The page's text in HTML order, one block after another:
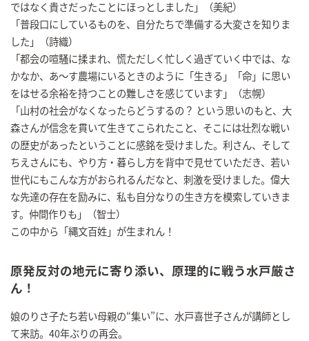
ではなく貴さだったことにほっとしました」（美紀）
「普段口にしているものを、自分たちで準備する大変さを知りま
した」（詩織）
「都会の喧騒に揉まれ、慌ただしく忙しく過ぎていく中では、な
かなか、あ～す農場にいるときのように「生きる」「命」に思い
をはせる余裕を持つことの難しさを感じています」（志幌）
「山村の社会がなくなったらどうするの？ という思いのもと、大
森さんが信念を貫いて生きてこられたこと、そこには壮烈な戦い
の歴史があったということに感銘を受けました。利さん、そして
ちえさんにも、やり方・暮らし方を背中で見せていただき、若い
世代にもこんな方がおられるんだなと、刺激を受けました。偉大
な先達の存在を励みに、私も自分なりの生き方を模索していきま
す。仲間作りも」（智士）
この中から「縄文百姓」が生まれん！
原発反対の地元に寄り添い、原理的に戦う水戸厳さ
ん！
娘のりさ子たち若い母親の“集い”に、水戸喜世子さんが講師とし
て来訪。40年ぶりの再会。